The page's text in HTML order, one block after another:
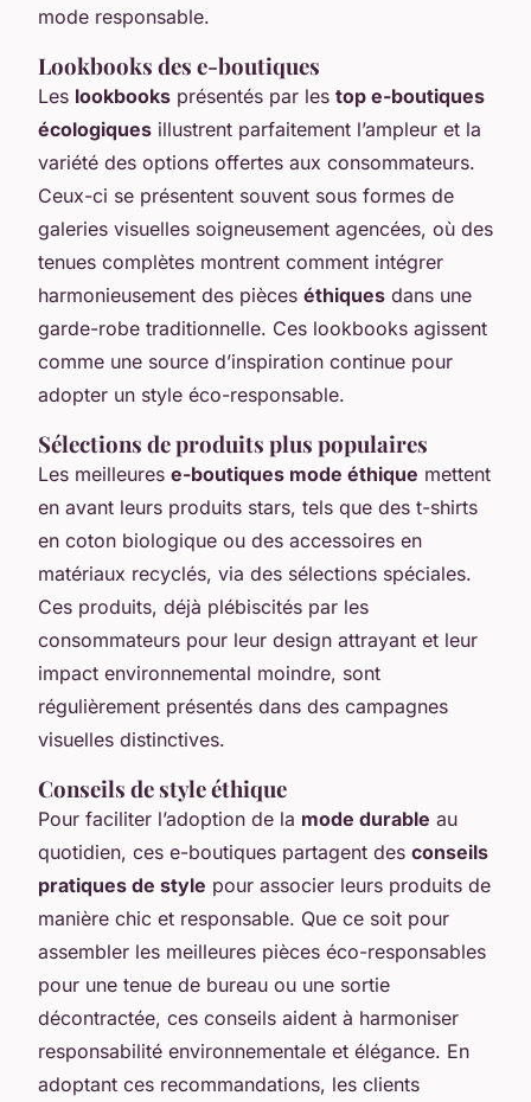
mode responsable.
Lookbooks des e-boutiques
Les lookbooks présentés par les top e-boutiques
écologiques illustrent parfaitement l’ampleur et la
variété des options offertes aux consommateurs.
Ceux-ci se présentent souvent sous formes de
galeries visuelles soigneusement agencées, où des
tenues complètes montrent comment intégrer
harmonieusement des pièces éthiques dans une
garde-robe traditionnelle. Ces lookbooks agissent
comme une source d’inspiration continue pour
adopter un style éco-responsable.
Sélections de produits plus populaires
Les meilleures e-boutiques mode éthique mettent
en avant leurs produits stars, tels que des t-shirts
en coton biologique ou des accessoires en
matériaux recyclés, via des sélections spéciales.
Ces produits, déjà plébiscités par les
consommateurs pour leur design attrayant et leur
impact environnemental moindre, sont
régulièrement présentés dans des campagnes
visuelles distinctives.
Conseils de style éthique
Pour faciliter l’adoption de la mode durable au
quotidien, ces e-boutiques partagent des conseils
pratiques de style pour associer leurs produits de
manière chic et responsable. Que ce soit pour
assembler les meilleures pièces éco-responsables
pour une tenue de bureau ou une sortie
décontractée, ces conseils aident à harmoniser
responsabilité environnementale et élégance. En
adoptant ces recommandations, les clients